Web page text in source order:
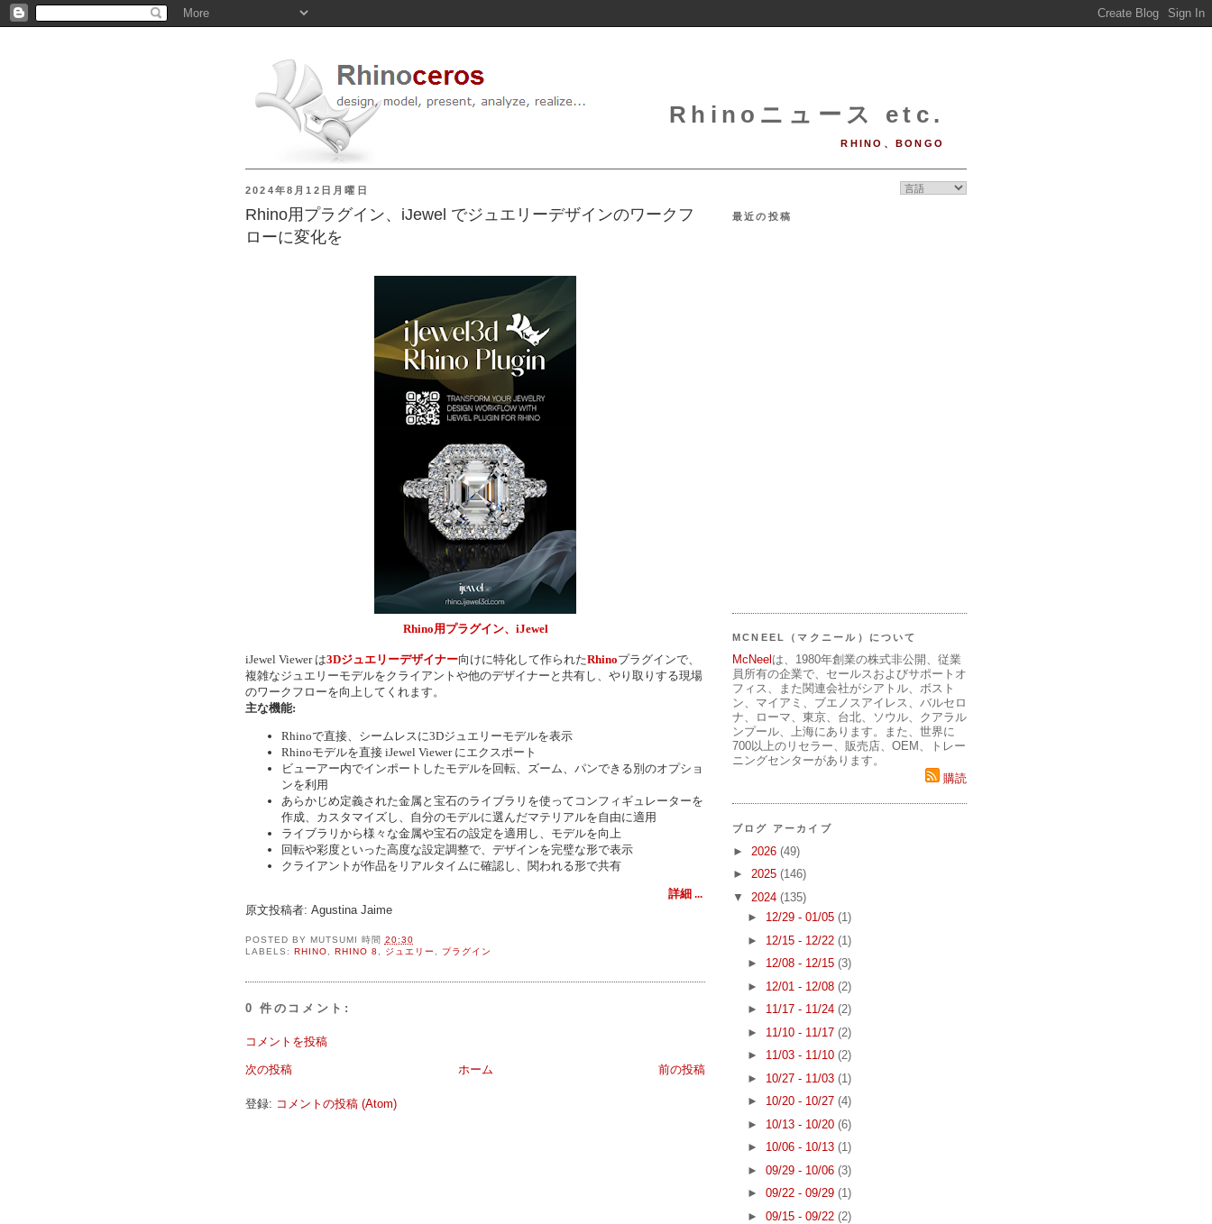
Rhinoニュース etc.
RHINO、BONGO
2024年8月12日月曜日
Rhino用プラグイン、iJewel でジュエリーデザインのワークフ
ローに変化を
Rhino用プラグイン、iJewel
iJewel Viewer は3Dジュエリーデザイナー向けに特化して作られたRhinoプラグインで、
複雑なジュエリーモデルをクライアントや他のデザイナーと共有し、やり取りする現場
のワークフローを向上してくれます。
主な機能:
Rhinoで直接、シームレスに3Dジュエリーモデルを表示
Rhinoモデルを直接 iJewel Viewer にエクスポート
ビューアー内でインポートしたモデルを回転、ズーム、パンできる別のオプショ
ンを利用
あらかじめ定義された金属と宝石のライブラリを使ってコンフィギュレーターを
作成、カスタマイズし、自分のモデルに選んだマテリアルを自由に適用
ライブラリから様々な金属や宝石の設定を適用し、モデルを向上
回転や彩度といった高度な設定調整で、デザインを完璧な形で表示
クライアントが作品をリアルタイムに確認し、関われる形で共有
詳細 ...
原文投稿者: Agustina Jaime
POSTED BY MUTSUMI 時間 20:30
LABELS: RHINO, RHINO 8 , ジュエリー , プラグイン
0 件のコメント:
コメントを投稿
次の投稿 前の投稿
ホーム
登録: コメントの投稿 (Atom)
最近の投稿
MCNEEL（マクニール）について
McNeelは、1980年創業の株式非公開、従業
員所有の企業で、セールスおよびサポートオ
フィス、また関連会社がシアトル、ボスト
ン、マイアミ、ブエノスアイレス、バルセロ
ナ、ローマ、東京、台北、ソウル、クアラル
ンプール、上海にあります。また、世界に
700以上のリセラー、販売店、OEM、トレー
ニングセンターがあります。
購読
ブログ アーカイブ
► 2026 (49)
► 2025 (146)
▼ 2024 (135)
► 12/29 - 01/05 (1)
► 12/15 - 12/22 (1)
► 12/08 - 12/15 (3)
► 12/01 - 12/08 (2)
► 11/17 - 11/24 (2)
► 11/10 - 11/17 (2)
► 11/03 - 11/10 (2)
► 10/27 - 11/03 (1)
► 10/20 - 10/27 (4)
► 10/13 - 10/20 (6)
► 10/06 - 10/13 (1)
► 09/29 - 10/06 (3)
► 09/22 - 09/29 (1)
► 09/15 - 09/22 (2)